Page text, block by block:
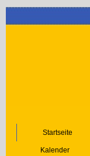
Startseite
Kalender